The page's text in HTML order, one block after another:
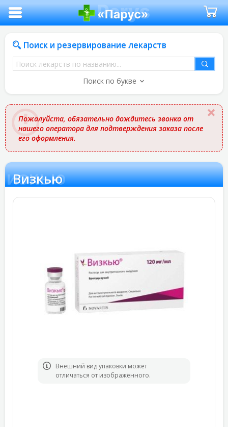
Поиск и резервирование лекарств
Поиск
лекарств
названию
Поиск по букве
Пожалуйста, обязательно дождитесь звонка от
нашего оператора для подтверждения заказа после
его оформления.
Визкью
Bнешний вид упаковки может
отличаться от изображённого.